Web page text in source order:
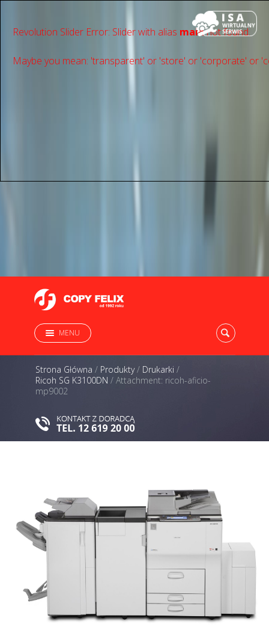
Revolution Slider Error: Slider with alias mainnot found.
Maybe you mean: 'transparent' or 'store' or 'сorporate' or
MENU
Strona Główna / Produkty/ Drukarki /
Ricoh SG K3100DN / Attachment: ricoh-aficio-
mp9002